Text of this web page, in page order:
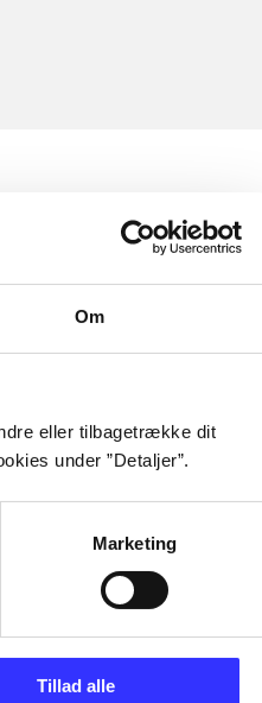
Om
eller tilbagetrække dit
under ”Detaljer”.
Marketing
Tillad alle